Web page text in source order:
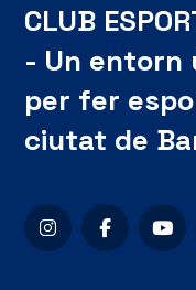
CLUB
- Un entorn
per fer
ciutat de